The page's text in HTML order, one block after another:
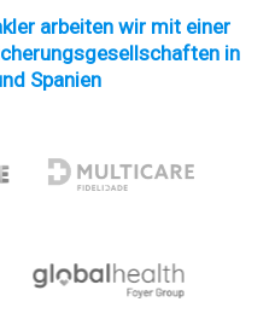
arbeiten wir mit einer
in
Spanien